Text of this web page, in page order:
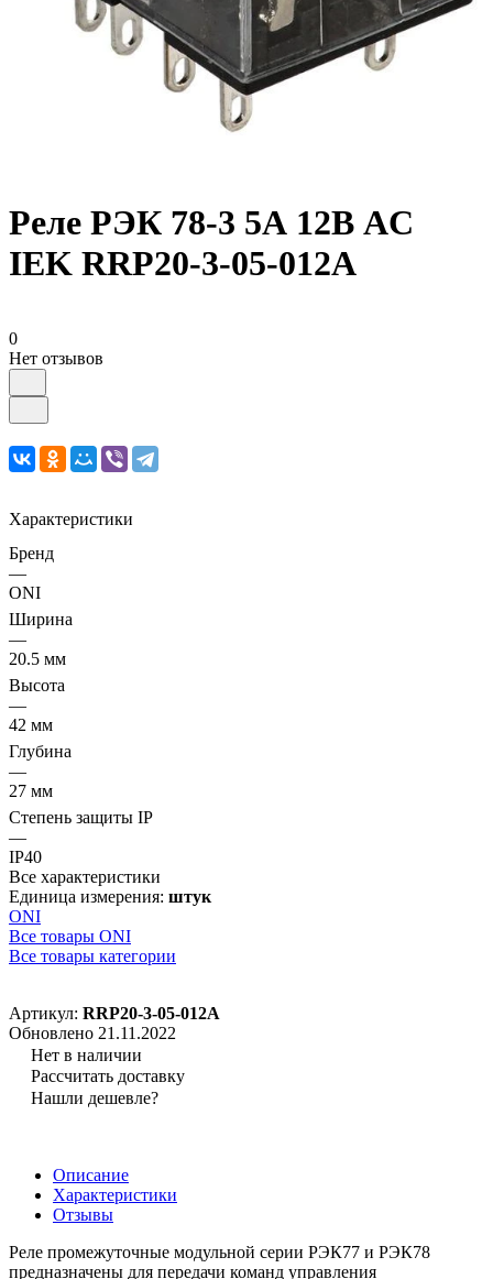
Реле РЭК 78-3 5А 12В AC
IEK RRP20-3-05-012A
0
Нет отзывов
Характеристики
Бренд
—
ONI
Ширина
—
20.5 мм
Высота
—
42 мм
Глубина
—
27 мм
Степень защиты IP
—
IP40
Все характеристики
Единица измерения: штук
ONI
Все товары ONI
Все товары категории
Артикул: RRP20-3-05-012A
Обновлено 21.11.2022
Нет в наличии
Рассчитать доставку
Нашли дешевле?
Описание
Характеристики
Отзывы
Реле промежуточные модульной серии РЭК77 и РЭК78
предназначены для передачи команд управления